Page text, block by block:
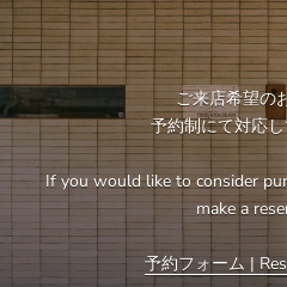
ご来店希望の
予約制にて対応
If you would like to consider
make a
予約フォーム |